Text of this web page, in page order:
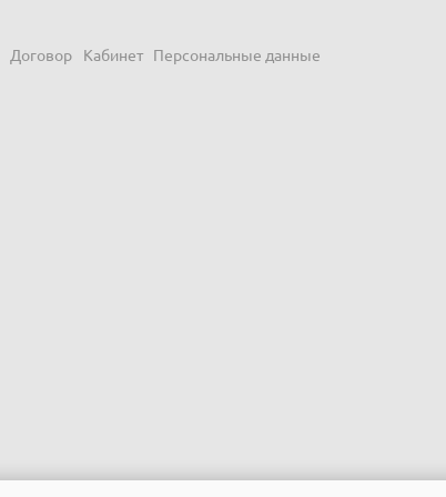
Договор Кабинет Персональные данные